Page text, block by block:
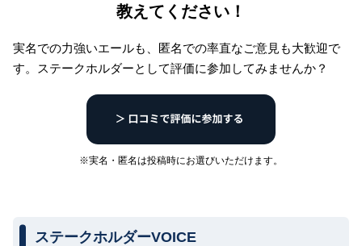
教えてください！
実名での力強いエールも、匿名での率直なご意見も大歓迎で
す。
ステークホルダーとして評価に参加してみませんか？
※実名・匿名は投稿時にお選びいただけます。
ステークホルダーVOICE